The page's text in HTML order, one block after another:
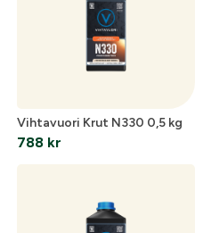
Vihtavuori Krut N330 0,5 kg
788 kr